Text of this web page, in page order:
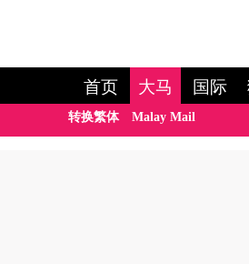
首页 大马 国际
转换繁体 Malay Mail